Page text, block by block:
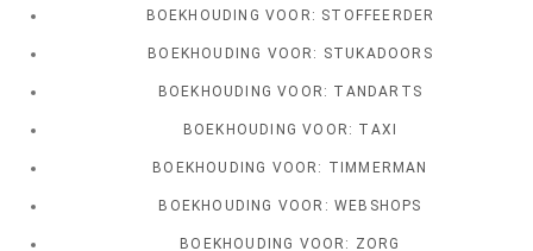
BOEKHOUDING VOOR: STOFFEERDER
BOEKHOUDING VOOR: STUKADOORS
BOEKHOUDING VOOR: TANDARTS
BOEKHOUDING VOOR: TAXI
BOEKHOUDING VOOR: TIMMERMAN
BOEKHOUDING VOOR: WEBSHOPS
BOEKHOUDING VOOR: ZORG